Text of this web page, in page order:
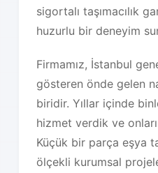
sigortalı taşımacılık
huzurlu bir deneyim
Firmamız, İstanbul
gösteren önde gelen
biridir. Yıllar içinde
hizmet verdik ve
Küçük bir parça eşya
ölçekli kurumsal